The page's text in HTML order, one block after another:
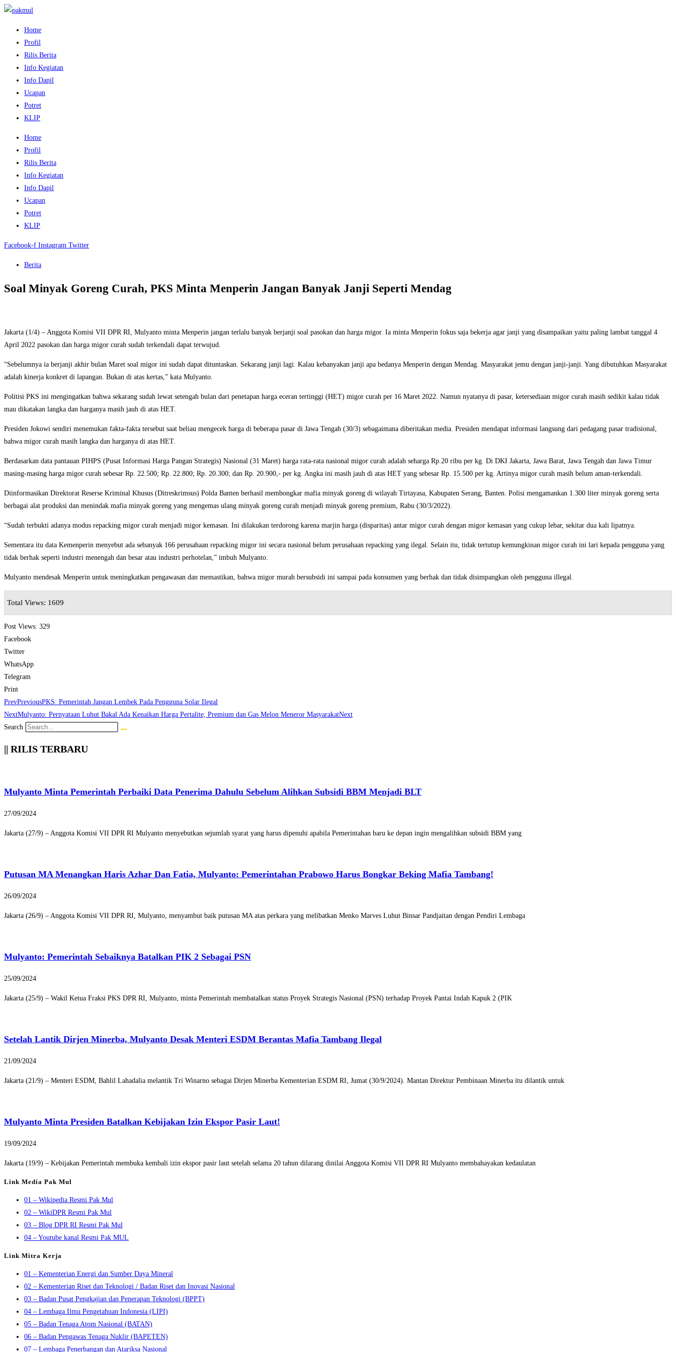
Home
Profil
Rilis Berita
Info Kegiatan
Info Dapil
Ucapan
Potret
KLIP
Home
Profil
Rilis Berita
Info Kegiatan
Info Dapil
Ucapan
Potret
KLIP
Facebook-f Instagram Twitter
Berita
Soal Minyak Goreng Curah, PKS Minta Menperin Jangan Banyak Janji Seperti Mendag
Jakarta (1/4) – Anggota Komisi VII DPR RI, Mulyanto minta Menperin jangan terlalu banyak berjanji soal pasokan dan harga migor. Ia minta Menperin fokus saja bekerja agar janji yang disampaikan yaitu paling lambat tanggal 4
April 2022 pasokan dan harga migor curah sudah terkendali dapat terwujud.
“Sebelumnya ia berjanji akhir bulan Maret soal migor ini sudah dapat dituntaskan. Sekarang janji lagi. Kalau kebanyakan janji apa bedanya Menperin dengan Mendag. Masyarakat jemu dengan janji-janji. Yang dibutuhkan Masyarakat
adalah kinerja konkret di lapangan. Bukan di atas kertas,” kata Mulyanto.
Politisi PKS ini mengingatkan bahwa sekarang sudah lewat setengah bulan dari penetapan harga eceran tertinggi (HET) migor curah per 16 Maret 2022. Namun nyatanya di pasar, ketersediaan migor curah masih sedikit kalau tidak
mau dikatakan langka dan harganya masih jauh di atas HET.
Presiden Jokowi sendiri menemukan fakta-fakta tersebut saat beliau mengecek harga di beberapa pasar di Jawa Tengah (30/3) sebagaimana diberitakan media. Presiden mendapat informasi langsung dari pedagang pasar tradisional,
bahwa migor curah masih langka dan harganya di atas HET.
Berdasarkan data pantauan PIHPS (Pusat Informasi Harga Pangan Strategis) Nasional (31 Maret) harga rata-rata nasional migor curah adalah seharga Rp.20 ribu per kg. Di DKI Jakarta, Jawa Barat, Jawa Tengah dan Jawa Timur
masing-masing harga migor curah sebesar Rp. 22.500; Rp. 22.800; Rp. 20.300; dan Rp. 20.900,- per kg. Angka ini masih jauh di atas HET yang sebesar Rp. 15.500 per kg. Artinya migor curah masih belum aman-terkendali.
Diinformasikan Direktorat Reserse Kriminal Khusus (Ditreskrimsus) Polda Banten berhasil membongkar mafia minyak goreng di wilayah Tirtayasa, Kabupaten Serang, Banten. Polisi mengamankan 1.300 liter minyak goreng serta
berbagai alat produksi dan menindak mafia minyak goreng yang mengemas ulang minyak goreng curah menjadi minyak goreng premium, Rabu (30/3/2022).
“Sudah terbukti adanya modus repacking migor curah menjadi migor kemasan. Ini dilakukan terdorong karena marjin harga (disparitas) antar migor curah dengan migor kemasan yang cukup lebar, sekitar dua kali lipatnya.
Sementara itu data Kemenperin menyebut ada sebanyak 166 perusahaan repacking migor ini secara nasional belum perusahaan repacking yang ilegal. Selain itu, tidak tertutup kemungkinan migor curah ini lari kepada pengguna yang
tidak berhak seperti industri menengah dan besar atau industri perhotelan,” imbuh Mulyanto.
Mulyanto mendesak Menperin untuk meningkatkan pengawasan dan memastikan, bahwa migor murah bersubsidi ini sampai pada konsumen yang berhak dan tidak disimpangkan oleh pengguna illegal.
Total Views: 1609
Post Views: 329
Facebook
Twitter
WhatsApp
Telegram
Print
PrevPreviousPKS: Pemerintah Jangan Lembek Pada Pengguna Solar Ilegal
NextMulyanto: Pernyataan Luhut Bakal Ada Kenaikan Harga Pertalite, Premium dan Gas Melon Meneror MasyarakatNext
Search
|| RILIS TERBARU
Mulyanto Minta Pemerintah Perbaiki Data Penerima Dahulu Sebelum Alihkan Subsidi BBM Menjadi BLT
27/09/2024
Jakarta (27/9) – Anggota Komisi VII DPR RI Mulyanto menyebutkan sejumlah syarat yang harus dipenuhi apabila Pemerintahan baru ke depan ingin mengalihkan subsidi BBM yang
Putusan MA Menangkan Haris Azhar Dan Fatia, Mulyanto: Pemerintahan Prabowo Harus Bongkar Beking Mafia Tambang!
26/09/2024
Jakarta (26/9) – Anggota Komisi VII DPR RI, Mulyanto, menyambut baik putusan MA atas perkara yang melibatkan Menko Marves Luhut Binsar Pandjaitan dengan Pendiri Lembaga
Mulyanto: Pemerintah Sebaiknya Batalkan PIK 2 Sebagai PSN
25/09/2024
Jakarta (25/9) – Wakil Ketua Fraksi PKS DPR RI, Mulyanto, minta Pemerintah membatalkan status Proyek Strategis Nasional (PSN) terhadap Proyek Pantai Indah Kapuk 2 (PIK
Setelah Lantik Dirjen Minerba, Mulyanto Desak Menteri ESDM Berantas Mafia Tambang Ilegal
21/09/2024
Jakarta (21/9) – Menteri ESDM, Bahlil Lahadalia melantik Tri Winarno sebagai Dirjen Minerba Kementerian ESDM RI, Jumat (30/9/2024). Mantan Direktur Pembinaan Minerba itu dilantik untuk
Mulyanto Minta Presiden Batalkan Kebijakan Izin Ekspor Pasir Laut!
19/09/2024
Jakarta (19/9) – Kebijakan Pemerintah membuka kembali izin ekspor pasir laut setelah selama 20 tahun dilarang dinilai Anggota Komisi VII DPR RI Mulyanto membahayakan kedaulatan
Link Media Pak Mul
01 – Wikipedia Resmi Pak Mul
02 – WikiDPR Resmi Pak Mul
03 – Blog DPR RI Resmi Pak Mul
04 – Youtube kanal Resmi Pak MUL
Link Mitra Kerja
01 – Kementerian Energi dan Sumber Daya Mineral
02 – Kementerian Riset dan Teknologi / Badan Riset dan Inovasi Nasional
03 – Badan Pusat Pengkajian dan Penerapan Teknologi (BPPT)
04 – Lembaga Ilmu Pengetahuan Indonesia (LIPI)
05 – Badan Tenaga Atom Nasional (BATAN)
06 – Badan Pengawas Tenaga Nuklir (BAPETEN)
07 – Lembaga Penerbangan dan Atariksa Nasional